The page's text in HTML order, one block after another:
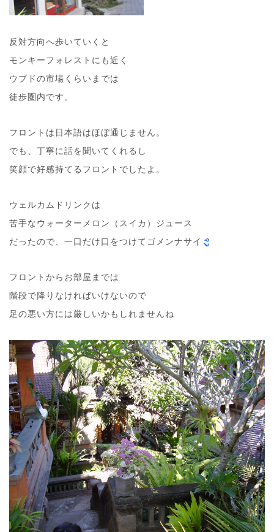
反対方向へ歩いていくと
モンキーフォレストにも近く
ウブドの市場くらいまでは
徒歩圏内です。
フロントは日本語はほぼ通じません。
でも、丁寧に話を聞いてくれるし
笑顔で好感持てるフロントでしたよ。
ウェルカムドリンクは
苦手なウォーターメロン（スイカ）ジュース
だったので、一口だけ口をつけてゴメンナサイ
フロントからお部屋までは
階段で降りなければいけないので
足の悪い方には厳しいかもしれませんね